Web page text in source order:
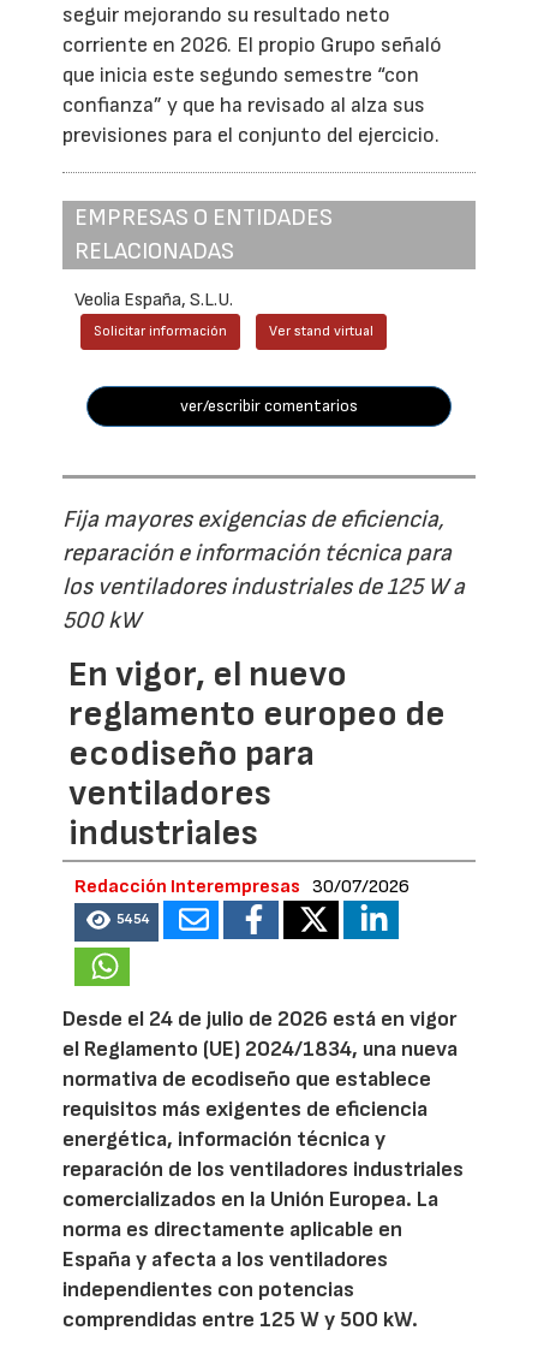
seguir mejorando su resultado neto
corriente en 2026. El propio Grupo señaló
que inicia este segundo semestre “con
confianza” y que ha revisado al alza sus
previsiones para el conjunto del ejercicio.
EMPRESAS O ENTIDADES
RELACIONADAS
Veolia España, S.L.U.
Solicitar información Ver stand virtual
ver/escribir comentarios
Fija mayores exigencias de eficiencia,
reparación e información técnica para
los ventiladores industriales de 125 W a
500 kW
En vigor, el nuevo
reglamento europeo de
ecodiseño para
ventiladores
industriales
Redacción Interempresas 30/07/2026
5454
Desde el 24 de julio de 2026 está en vigor
el Reglamento (UE) 2024/1834, una nueva
normativa de ecodiseño que establece
requisitos más exigentes de eficiencia
energética, información técnica y
reparación de los ventiladores industriales
comercializados en la Unión Europea. La
norma es directamente aplicable en
España y afecta a los ventiladores
independientes con potencias
comprendidas entre 125 W y 500 kW.